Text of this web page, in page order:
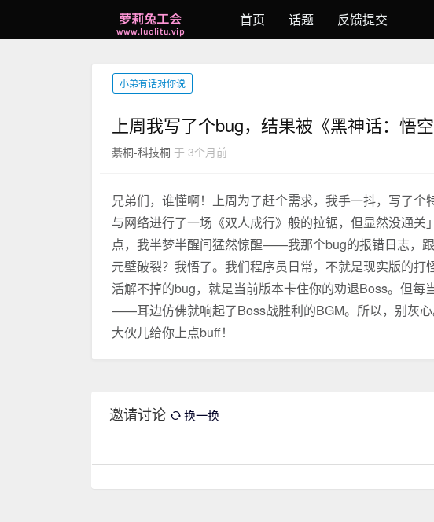
首页 话题 反馈提交
小弟有话对你说
上周我写了个bug，结果被《黑神话：
綦桐-科技桐 于 3个月前
兄弟们，谁懂啊！上周为了赶个需求，我手一抖，写了
与网络进行了一场《双人成行》般的拉锯，但显然没通
点，我半梦半醒间猛然惊醒——我那个bug的报错日志，
元壁破裂？我悟了。我们程序员日常，不就是现实版的
活解不掉的bug，就是当前版本卡住你的劝退Boss。但
——耳边仿佛就响起了Boss战胜利的BGM。所以，别灰
大伙儿给你上点buff！
邀请讨论 换一换